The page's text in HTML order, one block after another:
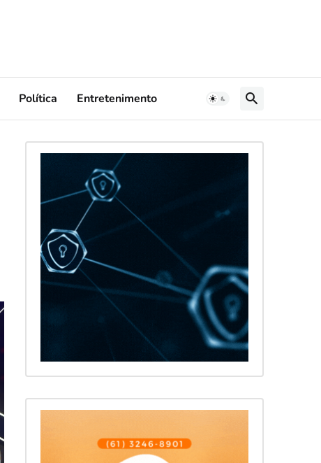
Política Entretenimento